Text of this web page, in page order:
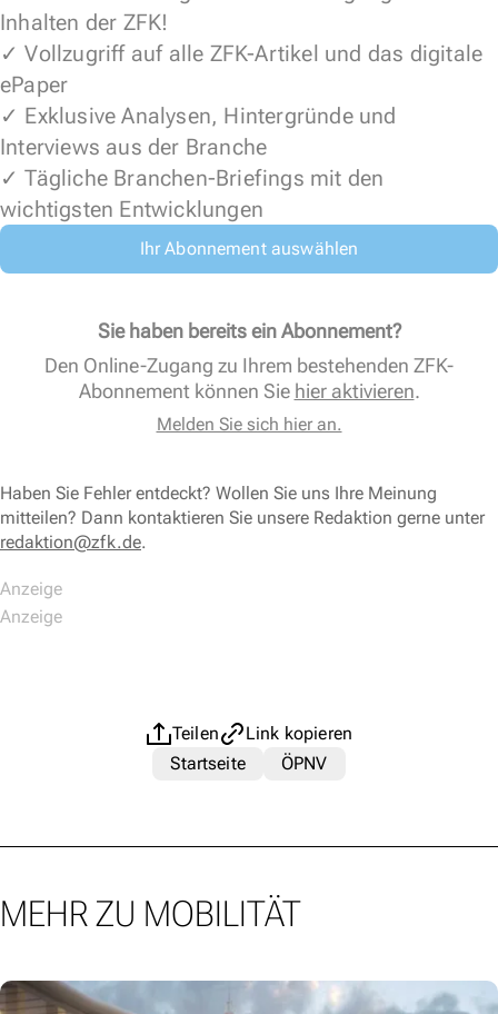
Inhalten der ZFK!
✓ Vollzugriff auf alle ZFK-Artikel und das digitale
ePaper
✓ Exklusive Analysen, Hintergründe und
Interviews aus der Branche
✓ Tägliche Branchen-Briefings mit den
wichtigsten Entwicklungen
Ihr Abonnement auswählen
Sie haben bereits ein Abonnement?
Den Online-Zugang zu Ihrem bestehenden ZFK-
Abonnement können Sie hier aktivieren.
Melden Sie sich hier an.
Haben Sie Fehler entdeckt? Wollen Sie uns Ihre Meinung
mitteilen? Dann kontaktieren Sie unsere Redaktion gerne unter
redaktion@zfk.de.
Teilen
Link kopieren
Startseite
ÖPNV
MEHR ZU MOBILITÄT